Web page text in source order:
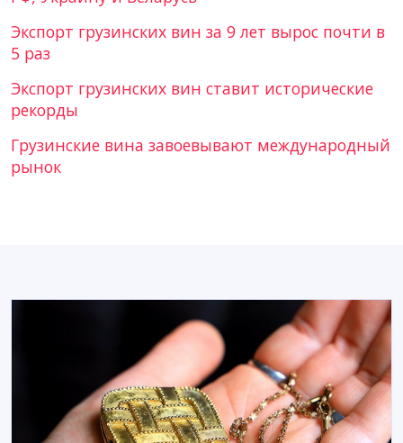
Экспорт грузинских вин за 9 лет вырос почти в
5 раз
Экспорт грузинских вин ставит исторические
рекорды
Грузинские вина завоевывают международный
рынок